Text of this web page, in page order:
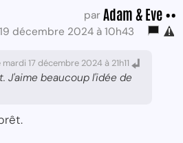
par Adam & Eve ••
décembre 2024 à 10h43
mardi 17 décembre 2024 à 21h11
J'aime beaucoup l'idée de